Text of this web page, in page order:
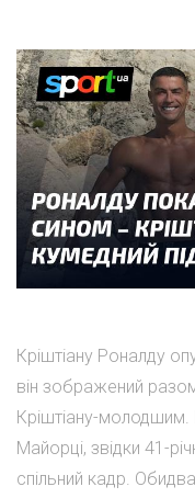
Кріштіану Роналду
він зображений
Кріштіану-молодшим.
Майорці, звідки 41-
спільний кадр.